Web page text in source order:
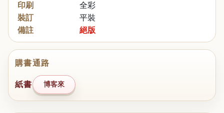
印刷
全彩
裝訂
平裝
備註
絕版
購書通路
紙書 博客來